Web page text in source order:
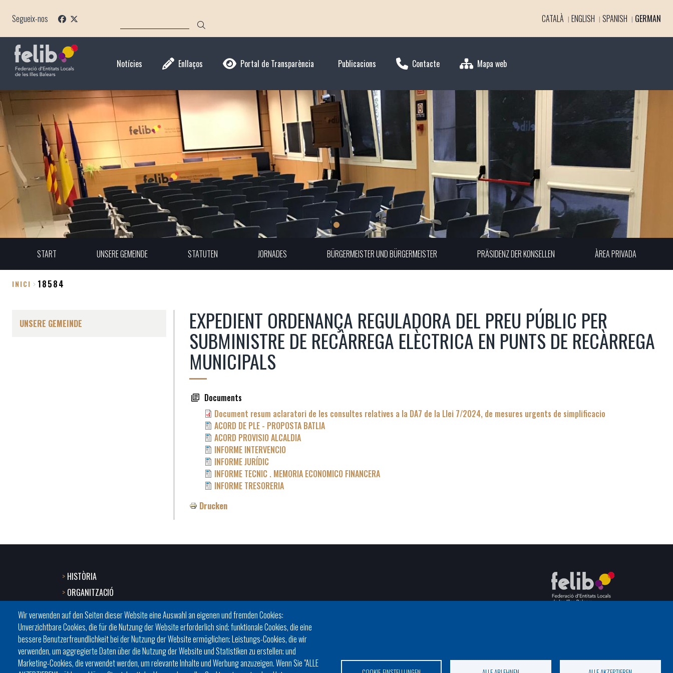
Segueix-nos CATALÀ ENGLISH SPANISH GERMAN
Notícies Enllaços Portal de Transparència Publicacions Contacte Mapa web
START UNSERE GEMEINDE STATUTEN JORNADES BÜRGERMEISTER UND BÜRGERMEISTER PRÄSIDENZ DER KONSELLEN ÀREA PRIVADA
INICI 18584
UNSERE GEMEINDE EXPEDIENT ORDENANÇA REGULADORA DEL PREU PÚBLIC PER
SUBMINISTRE DE RECÀRREGA ELÈCTRICA EN PUNTS DE RECÀRREGA
MUNICIPALS
Documents
Document resum aclaratori de les consultes relatives a la DA7 de la Llei 7/2024, de mesures urgents de simplificacio
ACORD DE PLE - PROPOSTA BATLIA
ACORD PROVISIO ALCALDIA
INFORME INTERVENCIO
INFORME JURÍDIC
INFORME TECNIC . MEMORIA ECONOMICO FINANCERA
INFORME TRESORERIA
Drucken
Wir verwenden auf den Seiten dieser Website eine Auswahl an eigenen und fremden Cookies:
Unverzichtbare Cookies, die für die Nutzung der Website erforderlich sind; funktionale Cookies, die eine
bessere Benutzerfreundlichkeit bei der Nutzung der Website ermöglichen; Leistungs-Cookies, die wir
verwenden, um aggregierte Daten über die Nutzung der Website und Statistiken zu erstellen; und
Marketing-Cookies, die verwendet werden, um relevante Inhalte und Werbung anzuzeigen. Wenn Sie "ALLE
Footer
menu
1
-
HISTÒRIA
ORGANITZACIÓ
BATLES I BATLESSES
JORNADES
PRESIDÈNCIA DELS CONSELLS